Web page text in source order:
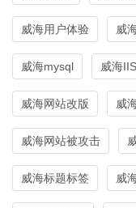
威海用户体验 威
威海mysql 威海IIS
威海网站改版 威
威海网站被攻击
威海标题标签 威